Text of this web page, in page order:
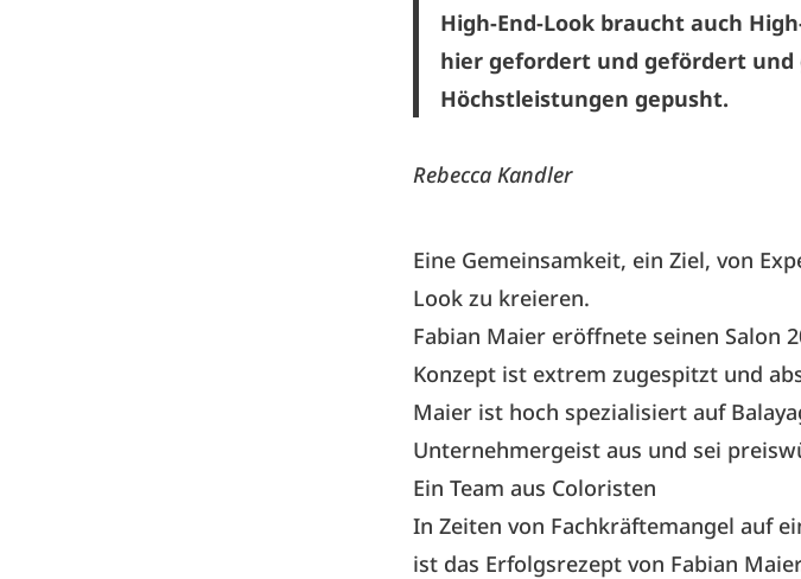
High-End-Look braucht auch
hier gefordert und gefördert und
Höchstleistungen gepusht.
Rebecca Kandler
Eine Gemeinsamkeit, ein Ziel, von
Look zu kreieren.
Fabian Maier eröffnete seinen Salon
Konzept ist extrem zugespitzt und
Maier ist hoch spezialisiert auf
Unternehmergeist aus und sei
Ein Team aus Coloristen
In Zeiten von Fachkräftemangel auf
ist das Erfolgsrezept von Fabian